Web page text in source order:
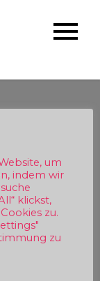
zu
um
indem wir
klickst,
zu.
zu